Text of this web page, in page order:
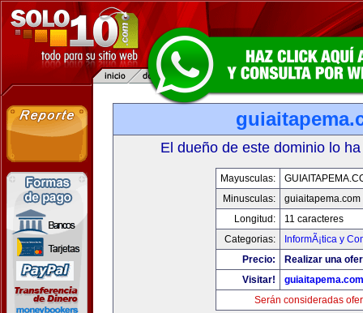
El dueño de este dominio lo
Mayusculas:
Minusculas:
guiaitapema.com
Longitud:
11 caracteres
Categorias:
InformÃ¡tica y
Precio:
Realizar una
Visitar!
guiaitapema.com
Serán consideradas